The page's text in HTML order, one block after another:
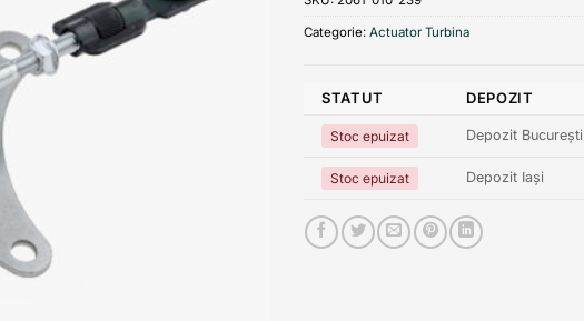
Categorie: Actuator Turbina
STATUT DEPOZIT
Stoc epuizat Depozit București
Stoc epuizat Depozit Iași